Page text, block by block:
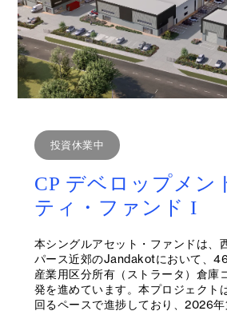
投資休業中
CP デベロップメン
ティ・ファンド I
本シングルアセット・ファンドは、
パース近郊のJandakotにおいて、
産業用区分所有（ストラータ）倉庫
発を進めています。本プロジェクト
回るペースで進捗しており、2026